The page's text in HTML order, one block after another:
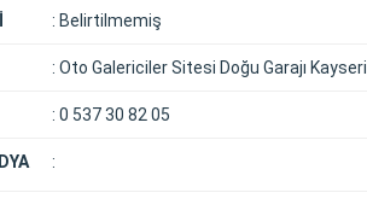
: Belirtilmemiş
: Oto Galericiler Sitesi Doğu Garajı Kayseri
: 0 537 30 82 05
: